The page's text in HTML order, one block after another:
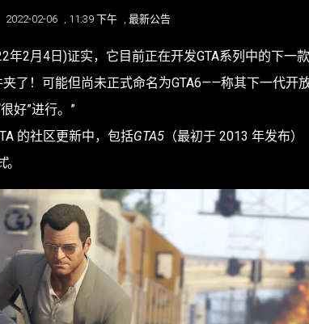
2022-02-06 , 11:39 下午 , 最新公告
年2月4日)证实，它目前正在开发GTA系列中的下一款
了！可能但尚未正式命名为GTA6——称其下一代开
好”进行。”
的社区更新中，包括GTA5（最初于 2013 年发布）
。